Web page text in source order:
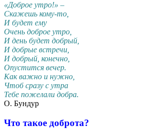
«Доброе утро!» –
Скажешь кому-то,
И будет ему
Очень доброе утро,
И день будет добрый,
И добрые встречи,
И добрый, конечно,
Опустится вечер.
Как важно и нужно,
Чтоб сразу с утра
Тебе пожелали добра.
О. Бундур
Что такое доброта?